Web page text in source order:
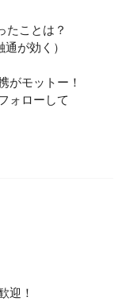
たことは？
が効く）
がモットー！
ォローして
迎！